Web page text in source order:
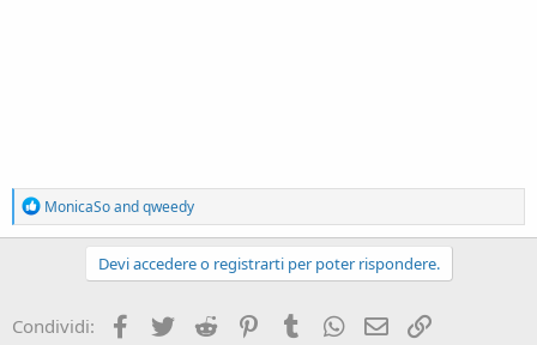
R
e
a
o
n
MonicaSoandqweedy
Devi accedere o registrarti per poter rispondere.
Condividi: Facebook
Twitter Reddit PinterestTumblrWhatsApp
e-mail